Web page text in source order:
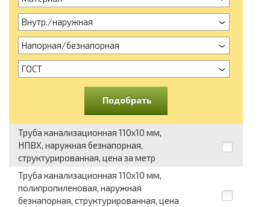
Внутр./наружная
Напорная/безнапорная
ГОСТ
Подобрать
Труба канализационная 110x10 мм,
НПВХ, наружная безнапорная,
структурированная, цена за метр
Труба канализационная 110x10 мм,
полипропиленовая, наружная
безнапорная, структурированная, цена